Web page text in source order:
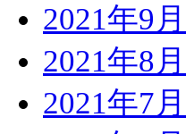
2021年9月
2021年8月
2021年7月